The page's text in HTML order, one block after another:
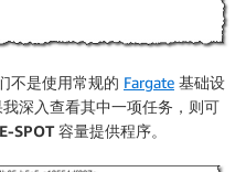
不是使用常规的 Fargate 基础设
我深入查看其中一项任务，则可
SPOT容量提供程序。